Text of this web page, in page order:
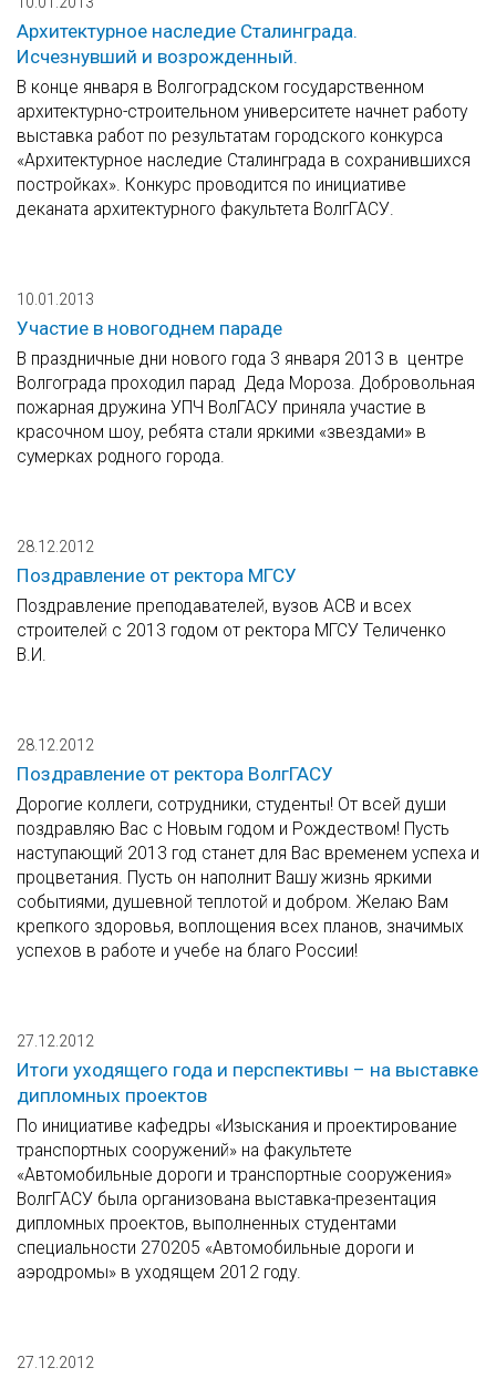
Архитектурное наследие Сталинграда.
Исчезнувший и возрожденный.
В конце января в Волгоградском государственном
архитектурно-строительном университете начнет работу
выставка работ по результатам городского конкурса
«Архитектурное наследие Сталинграда в сохранившихся
постройках». Конкурс проводится по инициативе
деканата архитектурного факультета ВолгГАСУ.
10.01.2013
Участие в новогоднем параде
В праздничные дни нового года 3 января 2013 в центре
Волгограда проходил парад Деда Мороза. Добровольная
пожарная дружина УПЧ ВолГАСУ приняла участие в
красочном шоу, ребята стали яркими «звездами» в
сумерках родного города.
28.12.2012
Поздравление от ректора МГСУ
Поздравление преподавателей, вузов АСВ и всех
строителей с 2013 годом от ректора МГСУ Теличенко
В.И.
28.12.2012
Поздравление от ректора ВолгГАСУ
Дорогие коллеги, сотрудники, студенты! От всей души
поздравляю Вас с Новым годом и Рождеством! Пусть
наступающий 2013 год станет для Вас временем успеха и
процветания. Пусть он наполнит Вашу жизнь яркими
событиями, душевной теплотой и добром. Желаю Вам
крепкого здоровья, воплощения всех планов, значимых
успехов в работе и учебе на благо России!
27.12.2012
Итоги уходящего года и перспективы – на выставке
дипломных проектов
По инициативе кафедры «Изыскания и проектирование
транспортных сооружений» на факультете
«Автомобильные дороги и транспортные сооружения»
ВолгГАСУ была организована выставка-презентация
дипломных проектов, выполненных студентами
специальности 270205 «Автомобильные дороги и
аэродромы» в уходящем 2012 году.
27.12.2012